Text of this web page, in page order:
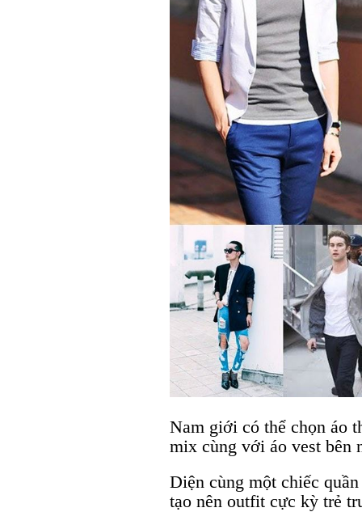
Nam giới có thể chọn áo
mix cùng với áo vest bên
Diện cùng một chiếc
tạo nên outfit cực kỳ trẻ